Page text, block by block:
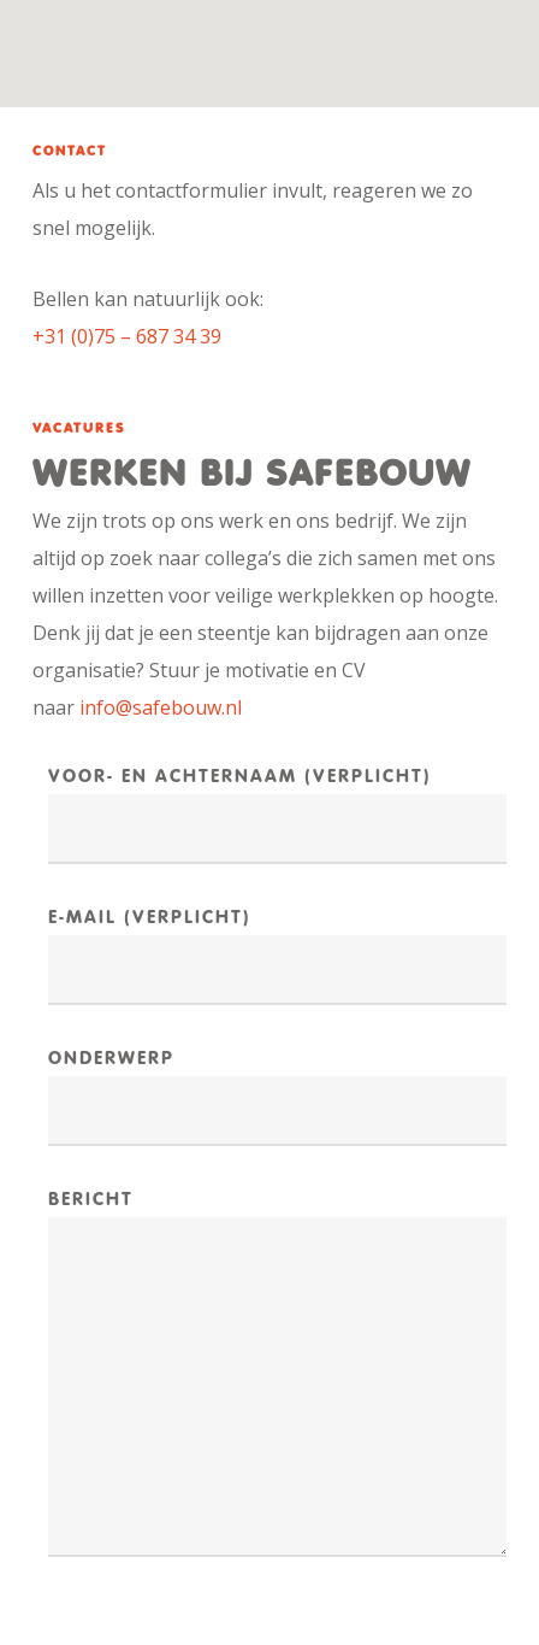
CONTACT
Als u het contactformulier invult, reageren we zo
snel mogelijk.
Bellen kan natuurlijk ook:
+31 (0)75 – 687 34 39
VACATURES
WERKEN BIJ SAFEBOUW
We zijn trots op ons werk en ons bedrijf. We zijn
altijd op zoek naar collega’s die zich samen met ons
willen inzetten voor veilige werkplekken op hoogte.
Denk jij dat je een steentje kan bijdragen aan onze
organisatie? Stuur je motivatie en CV
naar info@safebouw.nl
VOOR- EN ACHTERNAAM (VERPLICHT)
E-MAIL (VERPLICHT)
ONDERWERP
BERICHT